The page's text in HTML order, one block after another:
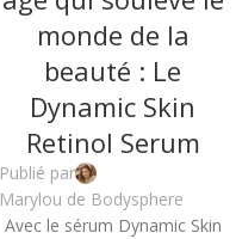
monde de la
beauté : Le
Dynamic Skin
Retinol Serum
Publié par
Marylou de Bodysphere
Avec le sérum Dynamic Skin